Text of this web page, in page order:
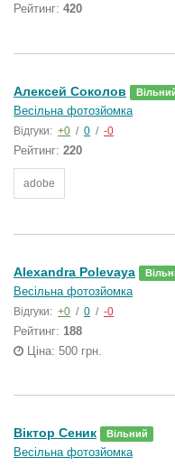
Рейтинг: 420
Алексей Соколов
Весільна фотозйомка
Відгуки: +0 / 0 / -0
Рейтинг: 220
adobe
Alexandra Polevaya
Весільна фотозйомка
Відгуки: +0 / 0 / -0
Рейтинг: 188
Ціна: 500 грн.
Віктор Сеник Вільний
Весільна фотозйомка